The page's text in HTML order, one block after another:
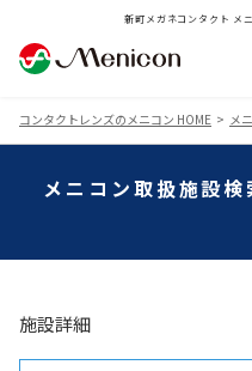
新町メガネコンタクト メ
コンタクトレンズのメニコン HOME メ
メニコン取扱施設
施設詳細